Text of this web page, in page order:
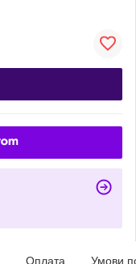
Оплата Умови